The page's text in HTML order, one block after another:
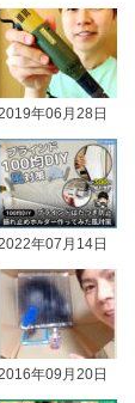
年06月28日
年07月14日
年09月20日